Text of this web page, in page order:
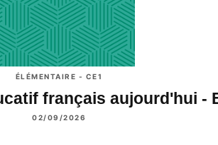
ÉLÉMENTAIRE - CE1
français aujourd'hui -
02/09/2026